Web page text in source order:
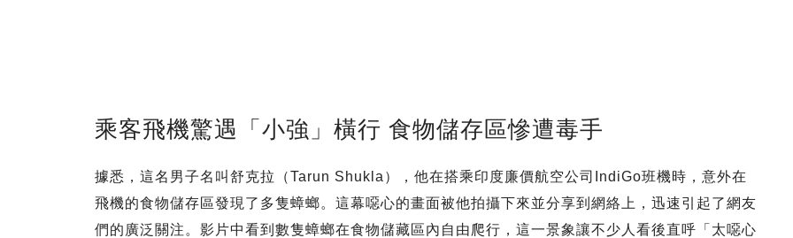
乘客飛機驚遇「小強」橫行 食物儲存區慘遭毒手
據悉，這名男子名叫舒克拉（Tarun Shukla），他在搭乘印度廉價航空公司IndiGo班機時，意外在
飛機的食物儲存區發現了多隻蟑螂。這幕噁心的畫面被他拍攝下來並分享到網絡上，迅速引起了網友
們的廣泛關注。影片中看到數隻蟑螂在食物儲藏區內自由爬行，這一景象讓不少人看後直呼「太噁心